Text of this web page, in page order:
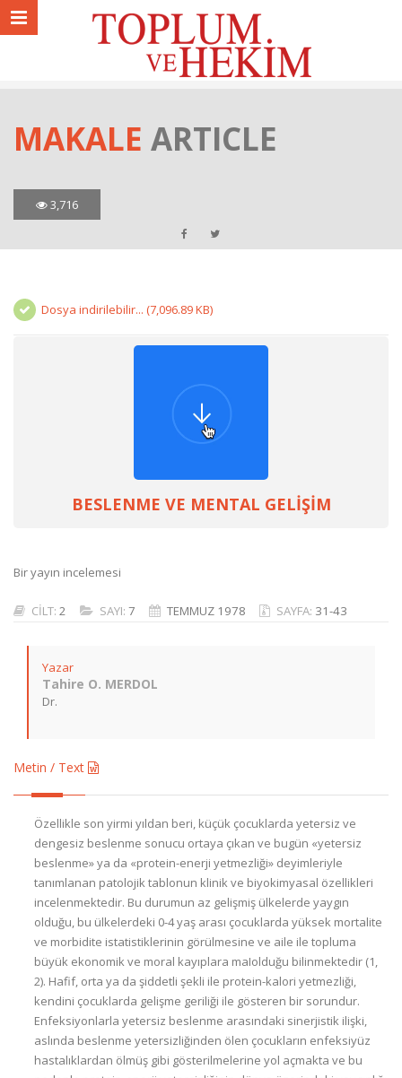
MAKALE ARTICLE
3,716
Dosya indirilebilir... (7,096.89 KB)
BESLENME VE MENTAL GELİŞİM
Bir yayın incelemesi
CİLT: 2 SAYI: 7 TEMMUZ 1978 SAYFA: 31-43
Yazar
Tahire O. MERDOL
Dr.
Metin / Text
Özellikle son yirmi yıldan beri, küçük çocuklarda yetersiz ve dengesiz beslenme sonucu ortaya çıkan ve bugün «yetersiz beslenme» ya da «protein-enerji yetmezliği» deyimleriyle tanımlanan patolojik tablonun klinik ve biyokimyasal özellikleri incelenmektedir. Bu durumun az gelişmiş ülkelerde yaygın olduğu, bu ülkelerdeki 0-4 yaş arası çocuklarda yüksek mortalite ve morbidite istatistiklerinin görülmesine ve aile ile topluma büyük ekonomik ve moral kayıplara maIolduğu bilinmektedir (1, 2). Hafif, orta ya da şiddetli şekli ile protein-kalori yetmezliği, kendini çocuklarda gelişme geriliği ile gösteren bir sorundur. Enfeksiyonlarla yetersiz beslenme arasındaki sinerjistik ilişki, aslında beslenme yetersizliğinden ölen çocukların enfeksiyüz hastalıklardan ölmüş gibi gösterilmelerine yol açmakta ve bu nedenle protein-enerji yetersizliğinin dünya üzerindeki yaygınlığı tam olarak saptanamamaktadır. Bugün geri kalmış ülkelerde ölen toplam çocuk sayısının en az yarısının gerçekte protein-enerji yetmezliğinden öldüğü sanılmaktadır. Cravioto ve arkadaşlarının ifadesiyle sorun gerıçekten ciddidir; az gelişmi ş'bir ülkedeki çocukların % 5-10'unun bir yıl süresinde protein-enerji yetmezlik belirtisi göstermeleri beklenir (3). Bir araştırmacı, protein-enerji yetmezlik sorununu, sadece en sivri noktasıyla su yüzeyinde görülen bir buzaağına benzetmiştir (4). Bugün yetersiz beslenme hastalığı geçiren çocukların bir bölümü, diyet ve ilaç müdahalesiyle, ölmemektedir. Ama hayatta kalanlar eskiden geçirdikleri hastalığın izlerini taşımaya devam ederler. Bu izlerin en belirgini, fizik gelişme geriliğidir. Çocukluğunda protein-enerji yetmezlik hastalığı geçirenlerin genellikle kısa boylu ve düşük ağırlıklı yetişkinler haline geldiği bilinmektedir (3, 5). Son yıllara dek, protein-enerji yetmezliği sorunu üzerine yapılan araştırmalar daha çok eksikliğin fizik gelişmeye olan etkilerini incelemekteydi; beslenme ile merkezi sinir sistemi ve davranış şekilleri arasında bir ilişkinin olabileceği pek düşünülmüyordu. Beslenme konusunda çalışanların bu konuya gereğince eğilmemelerinin nedeni, gelişme sırasında merkezi sinir sisteminin «korunduğu» ve vücutta ortaya çıkan bio-moleküler değişikliklerin, en ileri aşamalarda bile beyin işlemlerini önemli ölçüde etkilemeyeceği görüşünün benimsenmiş olmasıydı. Aslında, bunun tamamen böyle olmadığına işaret eden belirtiler de vardı; bazı beslenme bozukluklarında nörolojik ve psikolojik aksaklıklar görülüyordu. Örneğin, protein yetmezliği (kwashiorkor) de görülen apati, pellegranın ileri evrelerinde rastlanan bunama (dementia) gibi durumların, dengesiz yada yetersiz beslenme ile vücuda alınamayan besin unsurlarının vücutta oluşturdukları bio-moleküler değişikliklerle merkezi sinir sistemini etkiledikleri görülüyor, ama nedense, derinlemesine incelenmiyorlardı. Beslenmecilerin sonunda beslenme ile sinirsel işlevlerin ilişkili olabileceğini düşünüp bunu incelemeye başlamaları, biyolojik bilim dallarında beyin araştırmasına bütün dünyada hız verilmesiyle olmuştur. Bugün merkezi sinir sistemi ve davranış psikolojisi hakkında öğrenilenler, beyin işlevlerinin salt bir çevresel algılama ve bunları entegre etme dizisi içinde düşünülemeyeceğini, bütün algıların özgül organik olaylar çerçevesinde merkezi-sinir sisteminde entegre olduklarını gösterir niteliktedir (6). Beslenme ile merkezi sinir sisteminin gelişmesi, algıların entegrasyonu ve davranış şekilleri arasındaki ilişkiler özellikle 1966 yılından bu yana araştırılmaya başlanmıştır. Aradan geçen kısa süre içinde toplanan veriler, bir ilişkinin gerçekten varolduğunu göstermektedir. I. Beslenme ve Beyin Dokusunun Gelişmesi Memelilerde beyin dokusunun gelişmesi benzer aşamalardan geçer; bu tür hayvanlarda beyin, ana rahminde gelişmeye başlar ve genellikle doğumdan hemen önce yada sonra, gelişme hızının en yüksek noktasına ulaşır. Insan beyninin en hızlı geliştiği devre, ana rahmindeki dönemdir. Beynin gelişme hızı özellikle doğumdan önceki 2-3 ayda doruğuna varır. Bu gelişme, doğumdan sonraki ilk altı aylık dönemde de, gittikçe azalan bir hızla da olsa, devam eder (7). İnsan yavrusunda beyin gelişmesi vücut gelişimine oranla daha hızlıdır ve beyin özellikle hayatın ilk yılları sırasında gelişiminin en büyük kısmını tamamlamaktadır. Coursin'e göre (8), dört yaşındaki bir çocuğun merkezi sinir sisteminin gelişmesi, % 80 -90 oranında tamamlanmış olmaktadır. Winick'in (9) hayvan beyinleri üzerine yaptığı incelemeler, beynin dört değişik bölümündeki hücre sayısının, hayatın ilk 14-21 günlük devresinde belirli bir sayıya dek arttığını, sonra bu artışın durduğunu göstermektedir. Yazar, benzer tipte bir organik gelişme şeklinin insan beyinlerinde de olabileceği görüşündedir. Beyin Gelişiminin Organik Esasları, Beslenme ve Öğrenme Beynin gelişme devresinde, merkezi sinir sisteminde özellikle protein ve myelin sentezi artmaktadır. Deanin ve Gordon (10), protein sentezinin hem merkezi sinir sisteminin gelişmesi, hem de öğrenme ve anımsama gibi olayların düzen içinde yürütülmesi için gerekli olduğu görüşündedirler. Bu araştırmacılara göre protein, ribosomlarda oluştuktan sonra sinaps'a taşınmakta ve burada fonksiyonel işlevler görmektedir. Anlaşıldığına göre, bu işlevlerden biri de öğrenme ve anımsamayı sağlamaktır. Gurowitz'in belleğin moleküler esasları üzerine yazdığı inceleme yapıtında (11), belleğin kimyasal esaslara dayandığı görüşünün bilimsel çevrelerde kabul edildiğine işaret edilmektedir. Bu yazara göre, belleğin özü, bir tür protein makromolekülüdür. Protein sentezini engelleyen ilaçlar (actinomycin-D gibi) alan hayvanların öğrenme ve anımsama yeteneği düşer. Yazar, yapıtında öğrenme ve anımsama olaylarının DNA, RNA ve protein kompleksleri sayesinde olduğu görüşünü savunmaktadır. Bu bulguları kabul edecek olursak, beyin dokusunun gelişmesi ve normal çalışması için proteinlerin gerçekten gerekli olduğu sonucuna varmamız kaçınılmazdır. Nitekim, Gordon ve Deanin de bu görüştedirler; bu yazarlar, beyin dokusunun gelişmesi ve normal işıemesi için ortamda sürekli bir amino asit birikintisi (pool) olmalıdır, demektedirler. Beyin gelişimi sırasında sentezi artan diğer madde, myelin ise, sinir hücrelerinin oluşması için gereklidir. Protein-enerji eksiklik hastalıklarında hem protein, hem de myelin sentezleme kapasitesinin düştüğü bulunmuştur (12). Avitaminozların da beyin gelişimini etkileyeceği yolunda görüşler vardır; gerçi vitamin eksikliğinin beyin gelişmesini yapısal olarak etkilediğini kanıtlayan bir araştırmaya rastlamadık, ama elimizde, vitamin eksikliği durumunda anormal davranışlar gösteren çocuklar hakkında bazı bilgiler var; Coursin (13), piridoksin eksikliğinde çocuklarda epileptik nöbetler ve hiper-irritabilite olduğu, bu çocuklarda anormal EEG görüntüleri göründüğünü yazmaktadır. Yine Coursin 'e göre folik asit eksikliği ileri derecede zeka geriliğine yol açmaktadır. Endonezya'da yapılan bir araştırma, çocukluğunda protein-enerji yetmezlik hastalığı ile birlikte avitaminoz A geçirmiş çocuklarda zeka geriliğinin özellikle belirli olduğunu bulmuştur (14). «Kritik Devre» Varsayımı Bu bölümün başında işaret edildiği gibi, merkezi sinir sisteminin gelişmesi, hayatın ilk günlerinde çok hızlı olmaktadır. Bu gerçeğin anlaşılması, hayatın bu erken günlerinde organizmaya yöneltilen bir travmanın bu gelişmeyi etkileyebileceği görüşünü uyandırmaktadır. Beynin hızla geliştiği devreye, yani ilk altı aylık döneme ve bunu izleyen 4 yaşına dek olan döneme «kritik devre» denilmektedir. Bu devrenin en önemli bölümü, ilk altı aydır. Bu zaman süresince ortaya çıkabilecek ciddi bir protein-enerji yetmezliği hastalığı beyin işlemlerini az yada çok etkileyecektir. İlk altı aylık dönemden sonra gelen ve 4 yaşa dek süren ikinci dönem de önemlidir, çünkü beyin gelişimi bu sürede de, çok hızlı olmasa bile, devam etmekte ve yetişkin halinin % 85'ini tamamlamaktadır. Şu halde altı aylıktan dört yaşa dek geçen süre de önemlidir. Kiritik devre süresince organizmanın bir yada birkaç besin unsurundan yararlanmasını önleyen primer (protein-enerji yetmezliği) yada sekonder (metabolizma hastalıkları) bozukluklara karşı dikkatli davranmak gerekmektedir. «Kritik devre» varsayımını doğrulayan ilginç araştırmalardan biri, Cravioto ve Robles (15) tarafından yapılmıştır. Bu araştırıcılar, protein-yetmezlik hastalığıyla hastaneye yatan çocukları ilk gelişlerindeki yaşa göre sınıflamışlar ve hastaneye yattıklarında altı aylık yada daha genç olan çocuklar diyet tedavisi ile iyileşip fizik gelişmeleri de normal sınırlar içine girse bile, çocuklardan optimal psiko-motor test sonuçları almanın olanaksız olduğunu görmüşlerdir. II. Yapısal, Biokimyasal ve Davranış Değişiklikleri a) Yapısal ve Biokimyasal Değişiklikler . : Stoch ve Smythe (16) isimli araştırıcılar; çoğu araştırmaların iki yaşı geçkin (yani beyin gelişiminin büyük bir bölümünü tamamlamış) çocuklarda yapıldığı için, beyin tahribatının derecesi hakkında iyi bilgi vermedikleri görüşüyle hareket ederek geniş kapsamlı bir inceleme yapmışlardır. Bu yazarlar, erken yaşlarda (yani 1 yaştan önce) ileri protein-enerji yetmezlik hastalığıyla hastaneye yatan 20 Güney Afrikalı çocuğu 11 yıl süreyle incelemişler, bu çocukların antropometrik ölçülerini almışlar ve kendilerine birkaç tip zeka ve gelişme testi uygulamışlardır. Bu ölçütleri, araştırma grubuyla aynı sosyoekonomik çevreyi paylaşan normal kontrol grubunun ölçütleriyle karşılaştırdıklarında, araştırma grubunun, diğerlerine kıyasla baş çevresi ve boylarının önemli ölçüde düşük değer verdiğini saptamışlardır. Aynı çocuklara uygulanan psikolojik testler bunlarda algılama ve öğrenmenin normalden daha uzun sürede gerçekleştirdiğini göstermiştir. Gessell Gelişme Testi (*) ile de normallerle hastalık geçirenler arasında 20 birimlik bir fark olduğu bulunmuştur. Stooh ve Smythe'in bu bulguları, yapısal değişiklik (baş çevresinin küçük olması) ile zeka gelişmesi (Gessell test sonuçları) arasında bir ilişkiye işaret etmektedir. Yukarıdakilere benzer sonuçlar b